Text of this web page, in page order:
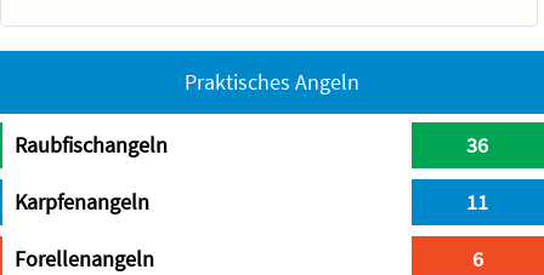
Praktisches Angeln
Raubfischangeln 36
Karpfenangeln 11
Forellenangeln 6